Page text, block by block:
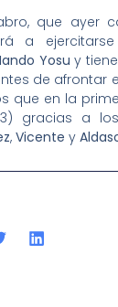
que ayer
a
Yosu y
de afrontar
que en la
gracias a
,Vicente y